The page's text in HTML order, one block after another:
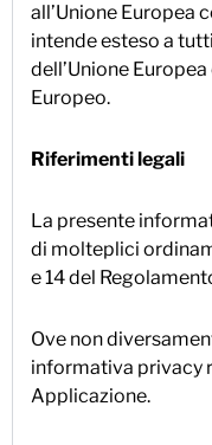
all’Unione Europea
intende esteso a
dell’Unione
Europeo.
Riferimenti legali
La presente
di molteplici
e 14 del
Ove non
informativa privacy
Applicazione.